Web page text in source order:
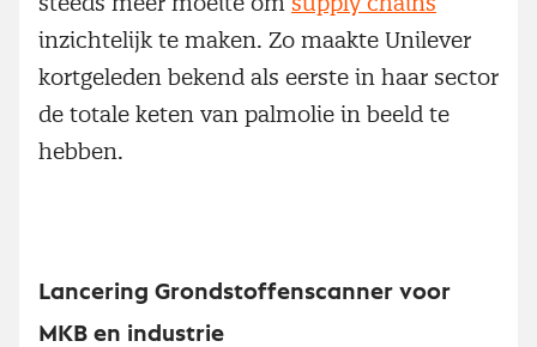
inzichtelijk te maken. Zo maakte Unilever
kortgeleden bekend als eerste in haar sector
de totale keten van palmolie in beeld te
hebben.
Lancering Grondstoffenscanner voor
MKB en industrie